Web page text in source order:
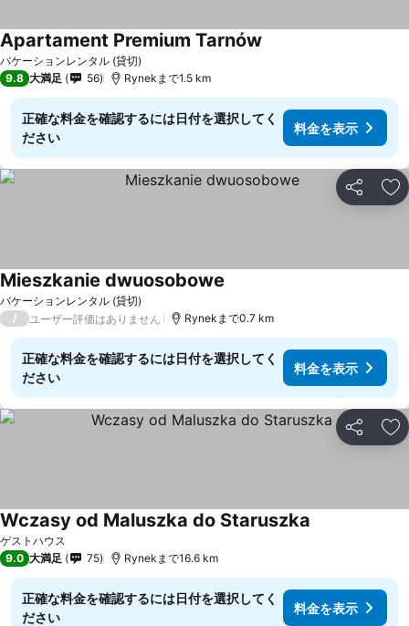
バケーションレンタル (貸切)
Apartament Premium Tarnów
9.8 大満足 56 Rynekまで1.5 km
正確な料金を確認するには日付を選択してく
ださい
料金を表示
シェア お
バケーションレンタル (貸切)
Mieszkanie dwuosobowe
/ ユーザー評価はありません Rynekまで0.7 km
正確な料金を確認するには日付を選択してく
ださい
料金を表示
シェア お
ゲストハウス
Wczasy od Maluszka do Staruszka
9.0 大満足 75 Rynekまで16.6 km
正確な料金を確認するには日付を選択してく
ださい
料金を表示